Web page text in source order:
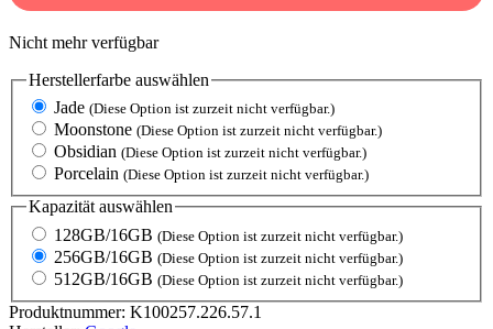
Nicht mehr verfügbar
Herstellerfarbe auswählen
Jade (Diese Option ist zurzeit nicht verfügbar.)
Moonstone (Diese Option ist zurzeit nicht verfügbar.)
Obsidian (Diese Option ist zurzeit nicht verfügbar.)
Porcelain (Diese Option ist zurzeit nicht verfügbar.)
Kapazitätauswählen
128GB/16GB (Diese Option ist zurzeit nicht verfügbar.)
256GB/16GB (Diese Option ist zurzeit nicht verfügbar.)
512GB/16GB (Diese Option ist zurzeit nicht verfügbar.)
Produktnummer: K100257.226.57.1